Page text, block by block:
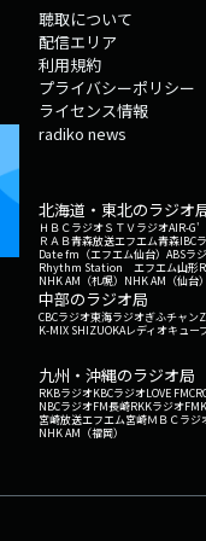
聴取について
配信エリア
利用規約
プライバシーポリシー
ライセンス情報
radiko news
北海道・東北のラジオ
ＨＢＣラジオＳＴＶラジオAIR-G'
ＲＡＢ青森放送エフエム青森IBC
Date fm（エフエム仙台） ABSラ
Rhythm Station エフエム山形
NHK AM（札幌） NHK AM（仙台
中部のラジオ局
CBCラジオ東海ラジオぎふチャン
K-MIX SHIZUOKAレディオキュー
九州・沖縄のラジオ局
RKBラジオKBCラジオLOVE FM
NBCラジオFM長崎RKKラジオ
宮崎放送エフエム宮崎ＭＢＣラジ
NHK AM（福岡）